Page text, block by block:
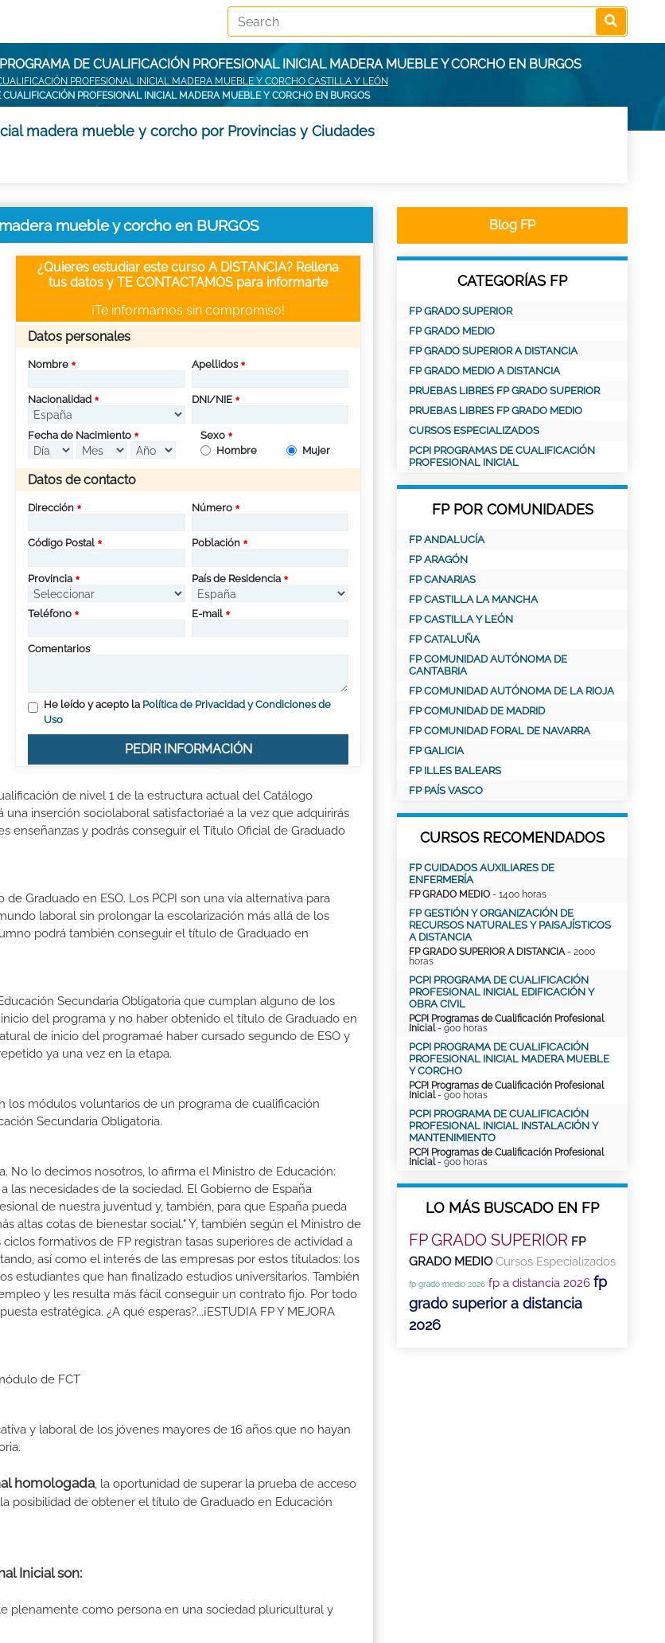
DE CUALIFICACIÓN PROFESIONAL INICIAL MADERA MUEBLE Y CORCHO EN BURGOS
PROFESIONAL INICIAL MADERA MUEBLE Y CORCHO CASTILLA Y LEÓN
CUALIFICACIÓN PROFESIONAL INICIAL MADERA MUEBLE Y CORCHO EN BURGOS
madera mueble y corcho por Provincias y Ciudades
mueble y corcho en BURGOS
¿Quieres estudiar este curso A DISTANCIA? Rellena
tus datos y TE CONTACTAMOS para informarte
¡Te informamos sin compromiso!
Datos personales
Nombre Apellidos
Nacionalidad DNI/NIE
Fecha de Nacimiento
Sexo
Hombre
Mujer
Datos de contacto
Dirección Número
Código Postal Población
Provincia País de Residencia
Teléfono E-mail
Comentarios
He leído y acepto la Política de Privacidad y Condiciones de
Uso
PEDIR INFORMACIÓN
de nivel 1 de la estructura actual del Catálogo
inserción sociolaboral satisfactoriaé a la vez que adquirirás
enseñanzas y podrás conseguir el Título Oficial de Graduado
Graduado en ESO. Los PCPI son una vía alternativa para
laboral sin prolongar la escolarización más allá de los
podrá también conseguir el título de Graduado en
Secundaria Obligatoria que cumplan alguno de los
del programa y no haber obtenido el título de Graduado en
de inicio del programaé haber cursado segundo de ESO y
ya una vez en la etapa.
módulos voluntarios de un programa de cualificación
Secundaria Obligatoria.
No lo decimos nosotros, lo afirma el Ministro de Educación:
las necesidades de la sociedad. El Gobierno de España
de nuestra juventud y, también, para que España pueda
altas cotas de bienestar social." Y, también según el Ministro de
formativos de FP registran tasas superiores de actividad a
así como el interés de las empresas por estos titulados: los
estudiantes que han finalizado estudios universitarios. También
y les resulta más fácil conseguir un contrato fijo. Por todo
estratégica. ¿A qué esperas?...¡ESTUDIA FP Y MEJORA
de FCT
y laboral de los jóvenes mayores de 16 años que no hayan
homologada, la oportunidad de superar la prueba de acceso
posibilidad de obtener el título de Graduado en Educación
Inicial son:
plenamente como persona en una sociedad pluricultural y
Blog FP
CATEGORÍAS FP
FP GRADO SUPERIOR
FP GRADO MEDIO
FP GRADO SUPERIOR A DISTANCIA
FP GRADO MEDIO A DISTANCIA
PRUEBAS LIBRES FP GRADO SUPERIOR
PRUEBAS LIBRES FP GRADO MEDIO
CURSOS ESPECIALIZADOS
PCPI PROGRAMAS DE CUALIFICACIÓN
PROFESIONAL INICIAL
FP POR COMUNIDADES
FP ANDALUCÍA
FP ARAGÓN
FP CANARIAS
FP CASTILLA LA MANCHA
FP CASTILLA Y LEÓN
FP CATALUÑA
FP COMUNIDAD AUTÓNOMA DE
CANTABRIA
FP COMUNIDAD AUTÓNOMA DE LA RIOJA
FP COMUNIDAD DE MADRID
FP COMUNIDAD FORAL DE NAVARRA
FP GALICIA
FP ILLES BALEARS
FP PAÍS VASCO
CURSOS RECOMENDADOS
FP CUIDADOS AUXILIARES DE
ENFERMERÍA
FP GRADO MEDIO - 1400 horas
FP GESTIÓN Y ORGANIZACIÓN DE
RECURSOS NATURALES Y PAISAJÍSTICOS
A DISTANCIA
FP GRADO SUPERIOR A DISTANCIA- 2000
horas
PCPI PROGRAMA DE CUALIFICACIÓN
PROFESIONAL INICIAL EDIFICACIÓN Y
OBRA CIVIL
PCPI Programas de Cualificación Profesional
Inicial- 900 horas
PCPI PROGRAMA DE CUALIFICACIÓN
PROFESIONAL INICIAL MADERA MUEBLE
Y CORCHO
PCPI Programas de Cualificación Profesional
Inicial- 900 horas
PCPI PROGRAMA DE CUALIFICACIÓN
PROFESIONAL INICIAL INSTALACIÓN Y
MANTENIMIENTO
PCPI Programas de Cualificación Profesional
Inicial- 900 horas
LO MÁS BUSCADO EN FP
FP GRADO SUPERIOR FP
GRADO MEDIO Cursos Especializados
fp grado medio 2026 fp a distancia 2026 fp
grado superior a distancia
2026